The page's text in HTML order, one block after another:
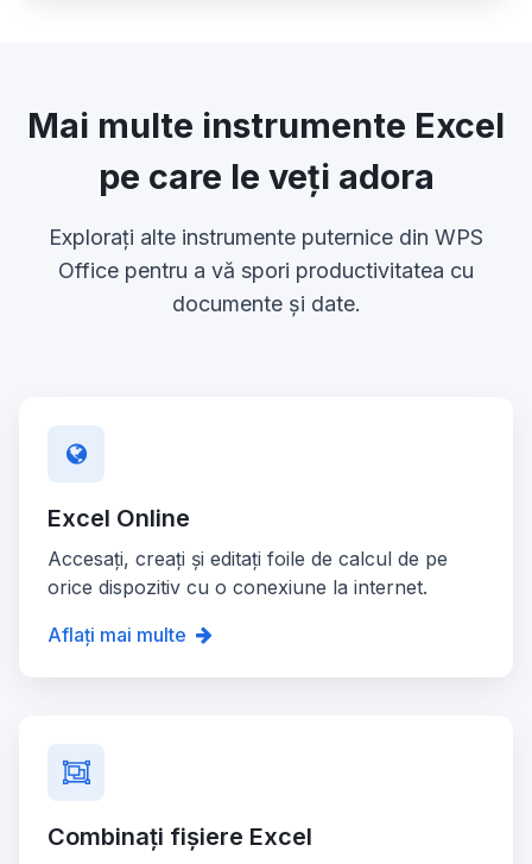
Mai multe instrumente Excel
pe care le veți adora
Explorați alte instrumente puternice din WPS
Office pentru a vă spori productivitatea cu
documente și date.
Excel Online
Accesați, creați și editați foile de calcul de pe
orice dispozitiv cu o conexiune la internet.
Aflați mai multe
Combinați fișiere Excel